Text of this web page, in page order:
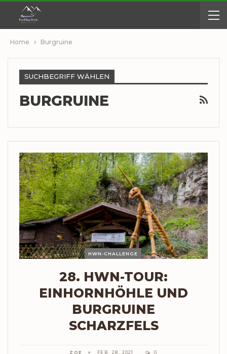
Home Burgruine
SUCHBEGRIFF WÄHLEN
BURGRUINE
HWN-CHALLENGE
28. HWN-TOUR:
EINHORNHÖHLE UND
BURGRUINE
SCHARZFELS
ZOE FEB. 28, 2021 0